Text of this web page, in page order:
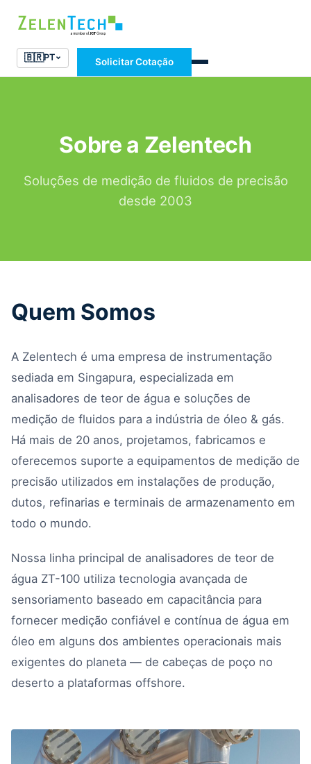
🇧🇷PT Solicitar Cotação
Sobre a Zelentech
Soluções de medição de fluidos de precisão
desde 2003
Quem Somos
A Zelentech é uma empresa de instrumentação
sediada em Singapura, especializada em
analisadores de teor de água e soluções de
medição de fluidos para a indústria de óleo & gás.
Há mais de 20 anos, projetamos, fabricamos e
oferecemos suporte a equipamentos de medição de
precisão utilizados em instalações de produção,
dutos, refinarias e terminais de armazenamento em
todo o mundo.
Nossa linha principal de analisadores de teor de
água ZT-100 utiliza tecnologia avançada de
sensoriamento baseado em capacitância para
fornecer medição confiável e contínua de água em
óleo em alguns dos ambientes operacionais mais
exigentes do planeta — de cabeças de poço no
deserto a plataformas offshore.